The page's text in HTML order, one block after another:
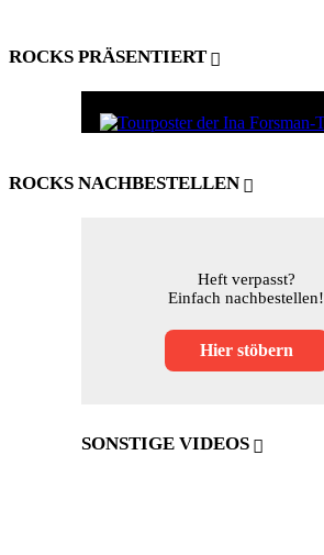
ROCKS PRÄSENTIERT
ROCKS NACHBESTELLEN
Heft verpasst?
Einfach nachbestellen!
Hier stöbern
SONSTIGE VIDEOS